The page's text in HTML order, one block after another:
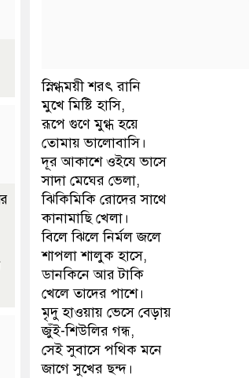
স্নিগ্ধময়ী শরৎ রানি
মুখে মিষ্টি হাসি,
রূপে গুণে মুগ্ধ হয়ে
তোমায় ভালোবাসি।
দূর আকাশে ওইযে ভাসে
সাদা মেঘের ভেলা,
ঝিকিমিকি রোদের সাথে
কানামাছি খেলা।
বিলে ঝিলে নির্মল জলে
শাপলা শালুক হাসে,
ডানকিনে আর টাকি
খেলে তাদের পাশে।
মৃদু হাওয়ায় ভেসে বেড়ায়
জুঁই-শিউলির গন্ধ,
সেই সুবাসে পথিক মনে
জাগে সুখের ছন্দ।